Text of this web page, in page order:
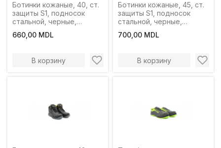
Ботинки кожаные, 40, ст.
защиты S1, подносок
стальной, черные,
660,00 MDL
В корзину
Ботинки кожаные, 45, ст.
защиты S1, подносок
стальной, черные,
700,00 MDL
В корзину